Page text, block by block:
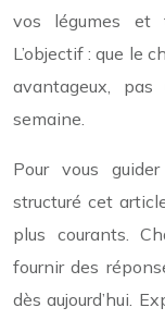
vos légumes et
L’objectif : que le
avantageux,
semaine.
Pour vous
structuré cet
plus courants.
fournir des
dès aujourd’hui.